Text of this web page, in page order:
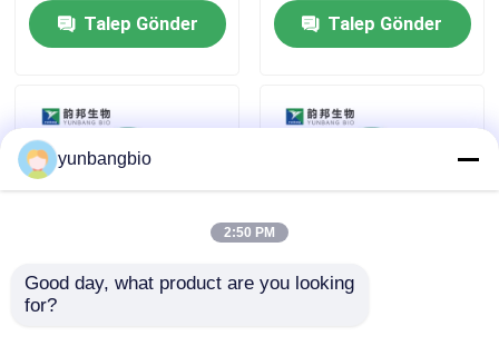
Bize Ulaşın
Haberler
vakalar
Talep Gönder
Talep Gönder
CAS 38304-91-5
yunbangbio
2:50 PM
Good day, what product are you looking
for?